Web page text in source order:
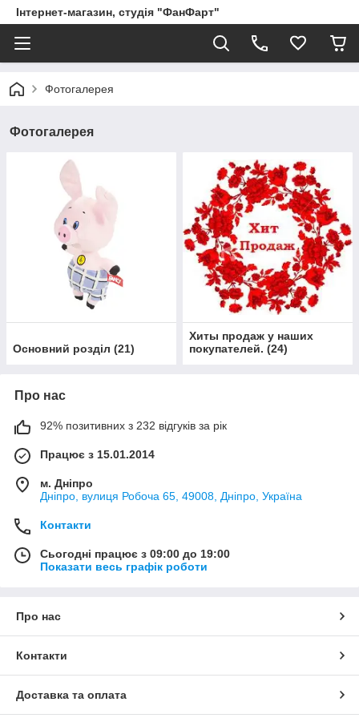
Інтернет-магазин, студія "ФанФарт"
Фотогалерея
Фотогалерея
Основний розділ (21)
Хиты продаж у наших
покупателей. (24)
Про нас
92% позитивних з 232 відгуків за рік
Працює з 15.01.2014
м. Дніпро
Дніпро, вулиця Робоча 65, 49008, Дніпро, Україна
Контакти
Сьогодні працює з 09:00 до 19:00
Показати весь графік роботи
Про нас
Контакти
Доставка та оплата